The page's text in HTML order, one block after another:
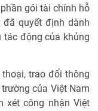
gói tài chính hỗ
đã quyết định dành
tác động của khủng
trao đổi thông
của Việt Nam
xét công nhận Việt